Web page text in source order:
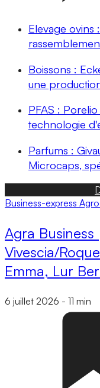
Elevage ovins
Boissons :
une
PFAS :
technologie
Parfums :
Microcaps,
Business-express
Agra Business
Vivescia/
Emma, Lur
6 juillet 2026 - 11 min